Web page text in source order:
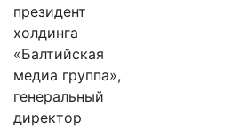
президент
холдинга
«Балтийская
медиа группа»,
генеральный
директор